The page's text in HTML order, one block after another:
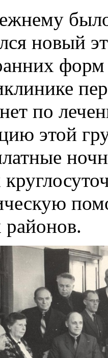
новый
по
этой